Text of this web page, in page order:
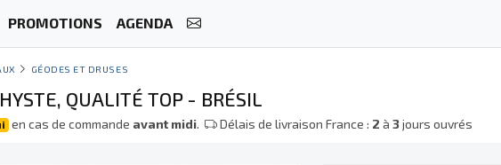
PROMOTIONS AGENDA
GÉODES ET DRUSES
QUALITÉ TOP - BRÉSIL
en cas de commande avant midi. Délais de livraison France : 2 à3jours ouvrés